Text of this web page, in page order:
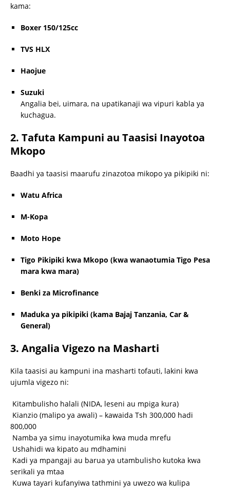
kama:
Boxer 150/125cc
TVS HLX
Haojue
Suzuki
Angalia bei, uimara, na upatikanaji wa vipuri kabla ya
kuchagua.
2. Tafuta Kampuni au Taasisi Inayotoa
Mkopo
Baadhi ya taasisi maarufu zinazotoa mikopo ya pikipiki ni:
Watu Africa
M-Kopa
Moto Hope
Tigo Pikipiki kwa Mkopo (kwa wanaotumia Tigo Pesa
mara kwa mara)
Benki za Microfinance
Maduka ya pikipiki (kama Bajaj Tanzania, Car &
General)
3. Angalia Vigezo na Masharti
Kila taasisi au kampuni ina masharti tofauti, lakini kwa
ujumla vigezo ni:
Kitambulisho halali (NIDA, leseni au mpiga kura)
Kianzio (malipo ya awali) – kawaida Tsh 300,000 hadi
800,000
Namba ya simu inayotumika kwa muda mrefu
Ushahidi wa kipato au mdhamini
Kadi ya mpangaji au barua ya utambulisho kutoka kwa
serikali ya mtaa
Kuwa tayari kufanyiwa tathmini ya uwezo wa kulipa